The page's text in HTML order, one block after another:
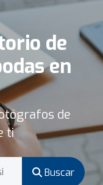
de
en
de
ti
Buscar